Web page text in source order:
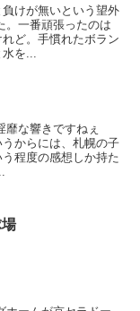
けが無いという望外
。一番頑張ったのは
ど。手慣れたボラン
を...
靡な響きですねぇ
うからには、札幌の子
程度の感想しか持た